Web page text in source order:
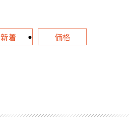
新着
価格